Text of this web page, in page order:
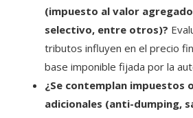
(impuesto al valor
selectivo, entre otros)?
tributos influyen en el precio
base imponible fijada por la
¿Se contemplan impuestos
adicionales (anti-dumping,